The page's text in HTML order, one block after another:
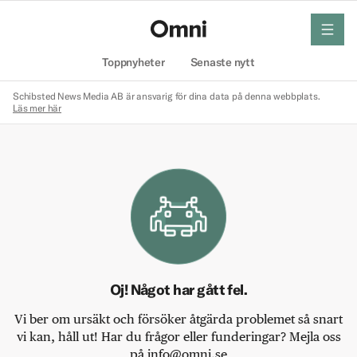
Toppnyheter Senaste nytt
meny
Schibsted News Media AB är ansvarig för dina data på denna webbplats.
Läs mer här
Oj! Något har gått fel.
Vi ber om ursäkt och försöker åtgärda problemet så snart
vi kan, håll ut! Har du frågor eller funderingar? Mejla oss